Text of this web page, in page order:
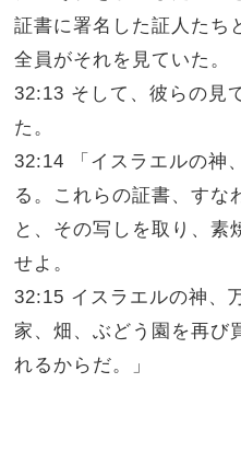
証書に署名した証人たち
全員がそれを見ていた。
32:13 そして、彼らの見
た。
32:14 「イスラエルの神
る。これらの証書、すな
と、その写しを取り、素
せよ。
32:15 イスラエルの神、
家、畑、ぶどう園を再び
れるからだ。」